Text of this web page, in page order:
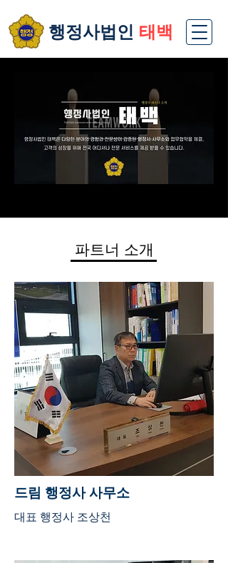
​행정사법인 태백
파트너 소개
드림 행정사 사무소
대표 행정사 조상천